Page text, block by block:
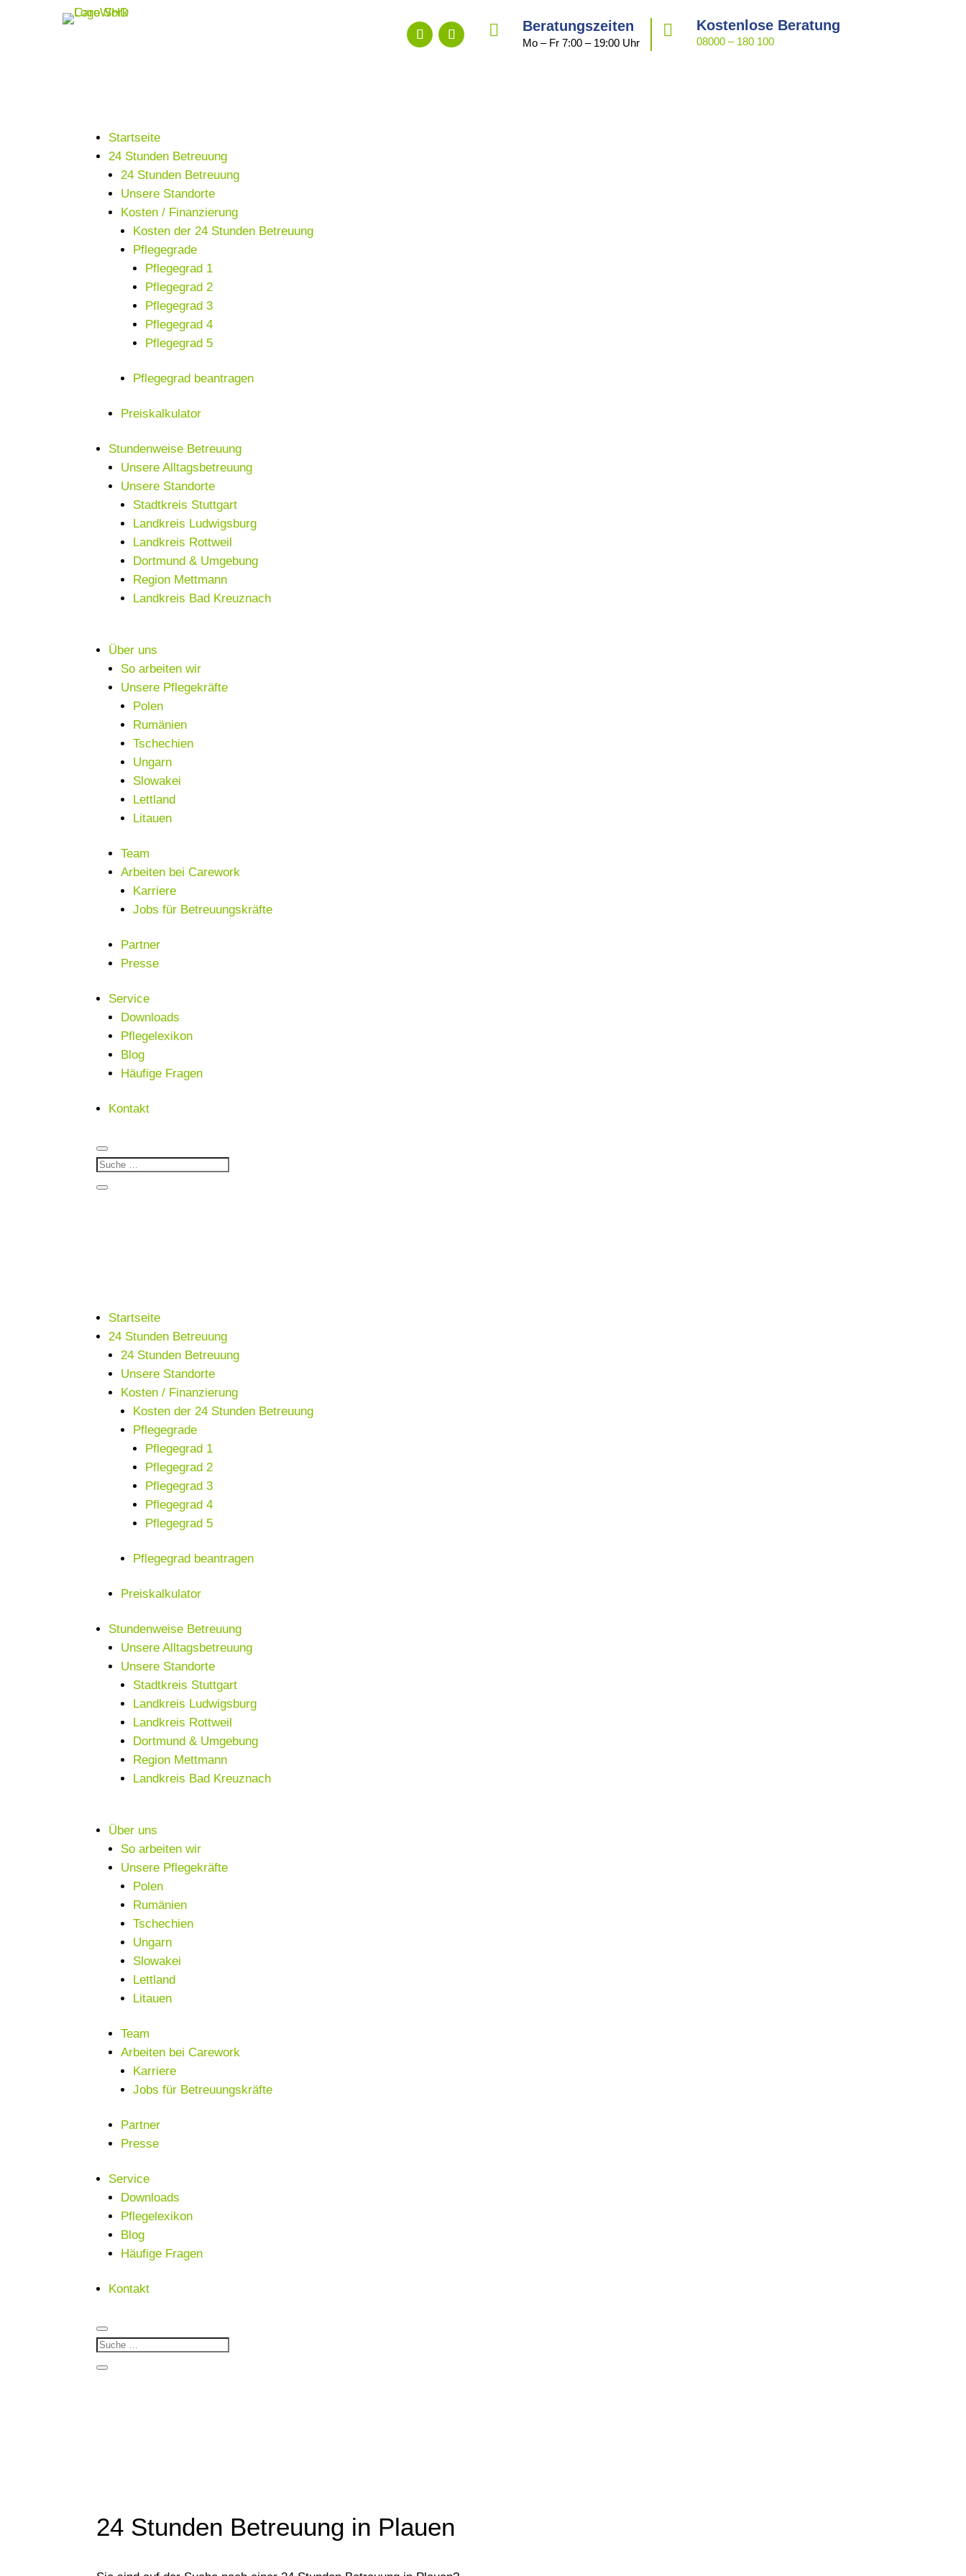
 Beratungszeiten
Mo – Fr 7:00 – 19:00 Uhr
 Kostenlose Beratung
08000 – 180 100
Startseite
24 Stunden Betreuung
24 Stunden Betreuung
Unsere Standorte
Kosten / Finanzierung
Kosten der 24 Stunden Betreuung
Pflegegrade
Pflegegrad 1
Pflegegrad 2
Pflegegrad 3
Pflegegrad 4
Pflegegrad 5
Pflegegrad beantragen
Preiskalkulator
Stundenweise Betreuung
Unsere Alltagsbetreuung
Unsere Standorte
Stadtkreis Stuttgart
Landkreis Ludwigsburg
Landkreis Rottweil
Dortmund & Umgebung
Region Mettmann
Landkreis Bad Kreuznach
Über uns
So arbeiten wir
Unsere Pflegekräfte
Polen
Rumänien
Tschechien
Ungarn
Slowakei
Lettland
Litauen
Team
Arbeiten bei Carework
Karriere
Jobs für Betreuungskräfte
Partner
Presse
Service
Downloads
Pflegelexikon
Blog
Häufige Fragen
Kontakt
Startseite
24 Stunden Betreuung
24 Stunden Betreuung
Unsere Standorte
Kosten / Finanzierung
Kosten der 24 Stunden Betreuung
Pflegegrade
Pflegegrad 1
Pflegegrad 2
Pflegegrad 3
Pflegegrad 4
Pflegegrad 5
Pflegegrad beantragen
Preiskalkulator
Stundenweise Betreuung
Unsere Alltagsbetreuung
Unsere Standorte
Stadtkreis Stuttgart
Landkreis Ludwigsburg
Landkreis Rottweil
Dortmund & Umgebung
Region Mettmann
Landkreis Bad Kreuznach
Über uns
So arbeiten wir
Unsere Pflegekräfte
Polen
Rumänien
Tschechien
Ungarn
Slowakei
Lettland
Litauen
Team
Arbeiten bei Carework
Karriere
Jobs für Betreuungskräfte
Partner
Presse
Service
Downloads
Pflegelexikon
Blog
Häufige Fragen
Kontakt
24 Stunden Betreuung in Plauen